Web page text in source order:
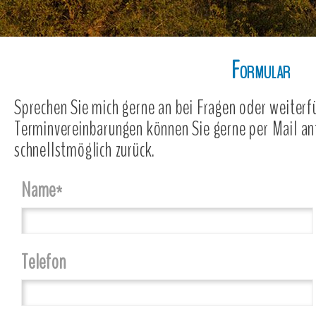
Formular
Sprechen Sie mich gerne an bei Fragen oder
Terminvereinbarungen können Sie gerne per Mail
schnellstmöglich zurück.
Pflichtfeld
Name*
Telefon